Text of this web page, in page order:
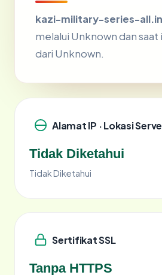
kazi-military-series-all.in
melalui Unknown dan saat
dari Unknown.
Alamat IP · Lokasi
Tidak Diketahui
Tidak Diketahui
Sertifikat SSL
Tanpa HTTPS